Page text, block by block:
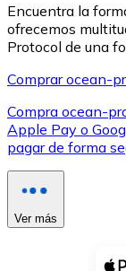
XRP
XRP
Ver todo
Encuentra la
ofrecemos
Protocol de una
Comprar ocean-
Compra ocean-
Apple Pay o
pagar de forma
Ver más